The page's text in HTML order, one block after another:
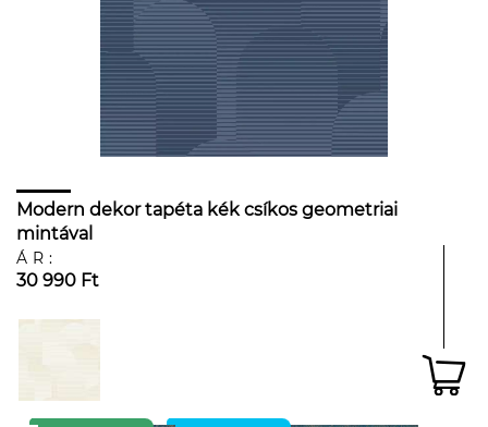
Modern dekor tapéta kék csíkos geometriai
mintával
ÁR:
30 990 Ft